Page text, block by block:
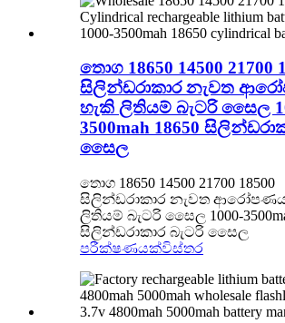
තොග 18650 14500 21700
සිලින්ඩරාකාර නැවත
හැකි ලිතියම් බැටරි සෛල
3500mah 18650
සෛල
තොග 18650 14500 21700 18500
සිලින්ඩරාකාර නැවත
ලිතියම් බැටරි සෛල 1000-
සිලින්ඩරාකාර බැටරි සෛල
පරීක්ෂණයක්විස්තර